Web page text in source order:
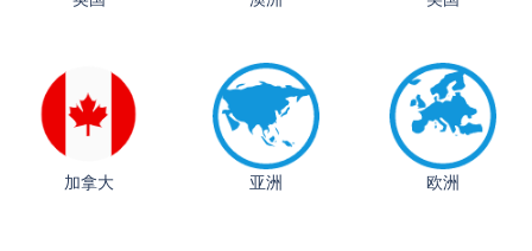
加拿大 亚洲 欧洲
从上海财大2+2到谢菲尔德：低均分逆袭QS百强金
融会计硕士实录
​恭喜Z同学荣获剑桥大学录取
格拉斯哥大学国际商务硕士录取案例